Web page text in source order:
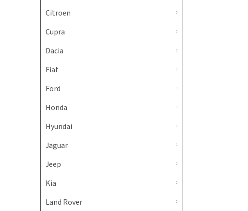
Citroen
Cupra
Dacia
Fiat
Ford
Honda
Hyundai
Jaguar
Jeep
Kia
Land Rover